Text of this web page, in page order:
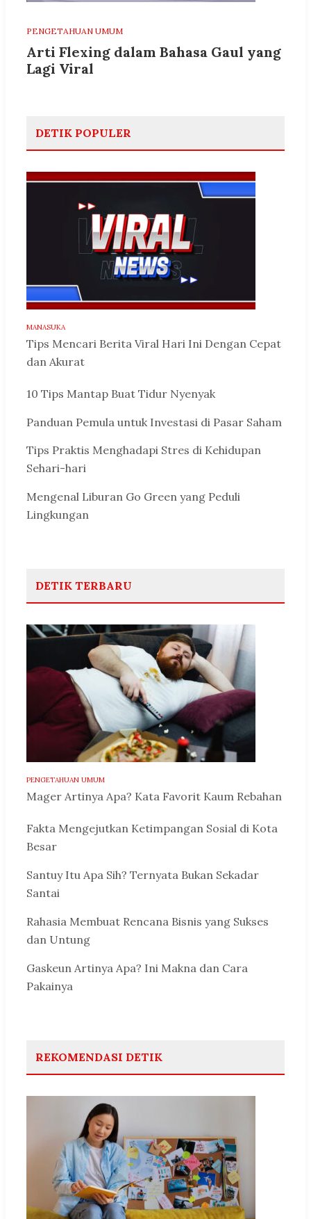
PENGETAHUAN UMUM
Arti Flexing dalam Bahasa Gaul yang
Lagi Viral
DETIK POPULER
MANASUKA
Tips Mencari Berita Viral Hari Ini Dengan Cepat
dan Akurat
10 Tips Mantap Buat Tidur Nyenyak
Panduan Pemula untuk Investasi di Pasar Saham
Tips Praktis Menghadapi Stres di Kehidupan
Sehari-hari
Mengenal Liburan Go Green yang Peduli
Lingkungan
DETIK TERBARU
PENGETAHUAN UMUM
Mager Artinya Apa? Kata Favorit Kaum Rebahan
Fakta Mengejutkan Ketimpangan Sosial di Kota
Besar
Santuy Itu Apa Sih? Ternyata Bukan Sekadar
Santai
Rahasia Membuat Rencana Bisnis yang Sukses
dan Untung
Gaskeun Artinya Apa? Ini Makna dan Cara
Pakainya
REKOMENDASI DETIK